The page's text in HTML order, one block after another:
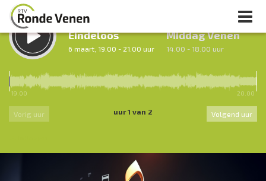
LUISTER TERUG:
Eindeloos
6 maart, 19.00 - 21.00 uur
Middag Venen
14.00 - 18.00 uur
19.00 20.00
Vorig uur uur 1 van 2 Volgend uur